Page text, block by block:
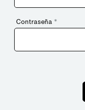
Contraseña *